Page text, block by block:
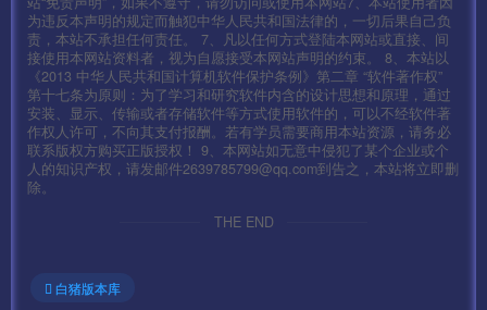
为违反本声明的规定而触犯中华人民共和国法律的，一切后果自己负
责，本站不承担任何责任。 7、凡以任何方式登陆本网站或直接、间
接使用本网站资料者，视为自愿接受本网站声明的约束。 8、本站以
《2013 中华人民共和国计算机软件保护条例》第二章 “软件著作权”
第十七条为原则：为了学习和研究软件内含的设计思想和原理，通过
安装、显示、传输或者存储软件等方式使用软件的，可以不经软件著
作权人许可，不向其支付报酬。若有学员需要商用本站资源，请务必
联系版权方购买正版授权！ 9、本网站如无意中侵犯了某个企业或个
人的知识产权，请发邮件2639785799@qq.com到告之，本站将立即删
除。
THE END
白猪版本库